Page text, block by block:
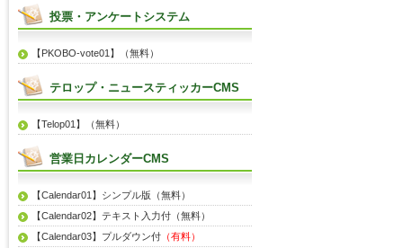
投票・アンケートシステム
【PKOBO-vote01】（無料）
テロップ・ニュースティッカーCMS
【Telop01】（無料）
営業日カレンダーCMS
【Calendar01】シンプル版（無料）
【Calendar02】テキスト入力付（無料）
【Calendar03】プルダウン付 （有料）